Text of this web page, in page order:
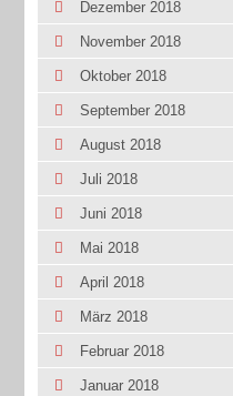
Dezember 2018
November 2018
Oktober 2018
September 2018
August 2018
Juli 2018
Juni 2018
Mai 2018
April 2018
März 2018
Februar 2018
Januar 2018